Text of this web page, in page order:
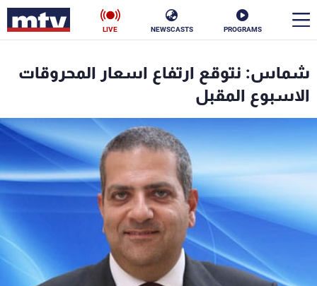
PROGRAMS
NEWSCASTS
LIVE
شماس: نتوقع ارتفاع اسعار المحروقات
الاسبوع المقبل
الأخبار
ناس
إقتصاد
منوعات رياضة
كأس العالم